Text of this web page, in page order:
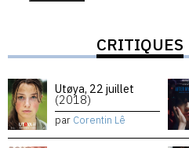
CRITIQUES
Utøya, 22 juillet
(2018)
par Corentin Lê